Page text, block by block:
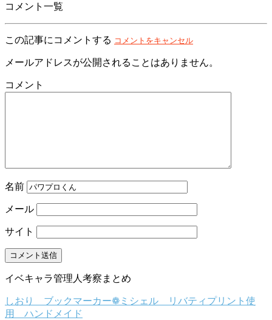
コメント一覧
この記事にコメントする コメントをキャンセル
メールアドレスが公開されることはありません。
コメント
名前
メール
サイト
イベキャラ管理人考察まとめ
しおり ブックマーカー❁ミシェル リバティプリント使
用 ハンドメイド